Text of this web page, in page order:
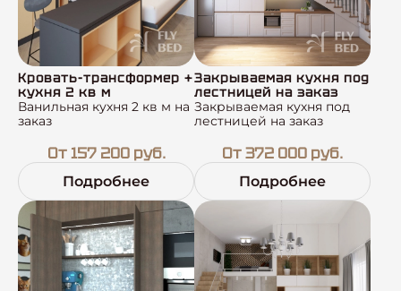
Кровать-трансформер +
кухня 2 кв м
Ванильная кухня 2 кв м на
заказ
От 157 200 руб.
Подробнее
Закрываемая кухня под
лестницей на заказ
Закрываемая кухня под
лестницей на заказ
От 372 000 руб.
Подробнее